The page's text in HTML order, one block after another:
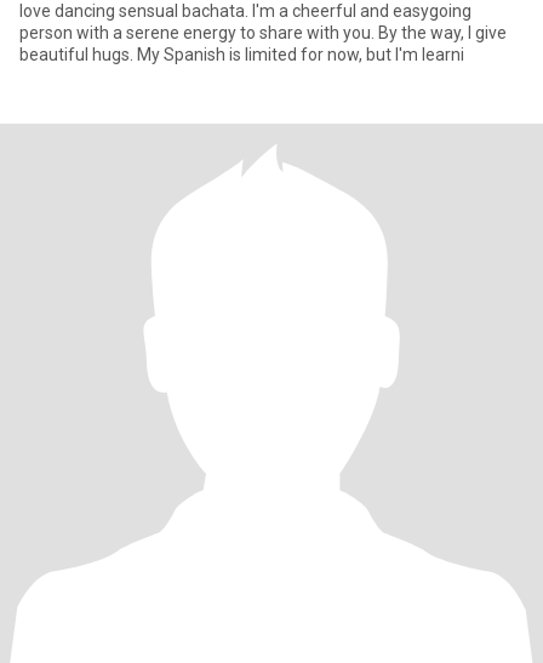
love dancing sensual bachata. I'm a cheerful and easygoing
person with a serene energy to share with you. By the way, I give
beautiful hugs. My Spanish is limited for now, but I'm learni